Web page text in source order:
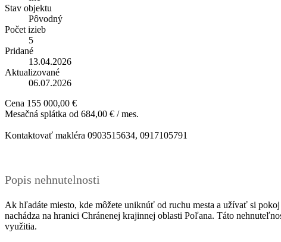
Stav objektu
Pôvodný
Počet izieb
5
Pridané
13.04.2026
Aktualizované
06.07.2026
Cena 155 000,00 €
Mesačná splátka od 684,00 € / mes.
Kontaktovať makléra 0903515634, 0917105791
Popis nehnutelnosti
Ak hľadáte miesto, kde môžete uniknúť od ruchu mesta a užívať si
nachádza na hranici Chránenej krajinnej oblasti Poľana. Táto
využitia.